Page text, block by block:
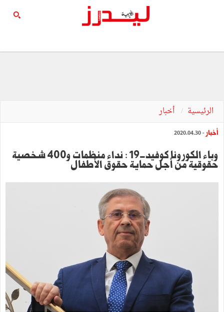
الرئيسية أخبار
أخبار - 2020.04.30
وباء الكورونا كوفيد-19 : نداء منظمات و400 شخصية
حقوقية من أجل حماية حقوق الأطفال